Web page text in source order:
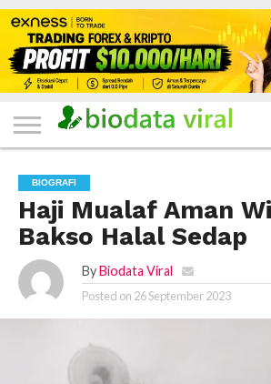
HOME
FILTER
KATEGORI
IKLAN
GRATIS
TERVIRAL
TRADING
KOMUNITAS
BERITA
BISNIS
LAINNYA
BIOGRAFI
Haji Mualaf Aman
Bakso Halal Sedap
By Biodata Viral
Posted on 26 September 2023